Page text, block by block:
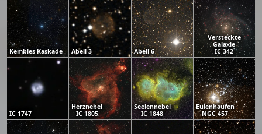
Kembles Kaskade Abell 3 Abell 6
Versteckte
Galaxie
IC 342
IC 1747
Herznebel
IC 1805
Seelennebel
IC 1848
Eulenhaufen
NGC 457